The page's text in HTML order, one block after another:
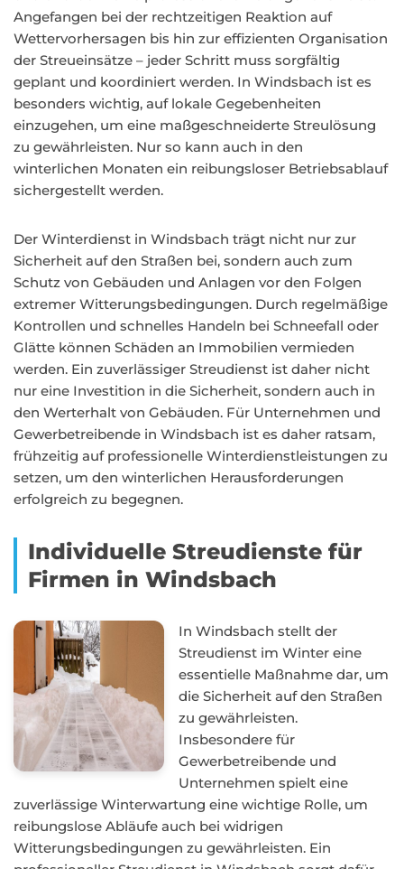
Angefangen bei der rechtzeitigen Reaktion auf
Wettervorhersagen bis hin zur effizienten Organisation
der Streueinsätze – jeder Schritt muss sorgfältig
geplant und koordiniert werden. In Windsbach ist es
besonders wichtig, auf lokale Gegebenheiten
einzugehen, um eine maßgeschneiderte Streulösung
zu gewährleisten. Nur so kann auch in den
winterlichen Monaten ein reibungsloser Betriebsablauf
sichergestellt werden.
Der Winterdienst in Windsbach trägt nicht nur zur
Sicherheit auf den Straßen bei, sondern auch zum
Schutz von Gebäuden und Anlagen vor den Folgen
extremer Witterungsbedingungen. Durch regelmäßige
Kontrollen und schnelles Handeln bei Schneefall oder
Glätte können Schäden an Immobilien vermieden
werden. Ein zuverlässiger Streudienst ist daher nicht
nur eine Investition in die Sicherheit, sondern auch in
den Werterhalt von Gebäuden. Für Unternehmen und
Gewerbetreibende in Windsbach ist es daher ratsam,
frühzeitig auf professionelle Winterdienstleistungen zu
setzen, um den winterlichen Herausforderungen
erfolgreich zu begegnen.
Individuelle Streudienste für
Firmen in Windsbach
In Windsbach stellt der
Streudienst im Winter eine
essentielle Maßnahme dar, um
die Sicherheit auf den Straßen
zu gewährleisten.
Insbesondere für
Gewerbetreibende und
Unternehmen spielt eine
zuverlässige Winterwartung eine wichtige Rolle, um
reibungslose Abläufe auch bei widrigen
Witterungsbedingungen zu gewährleisten. Ein